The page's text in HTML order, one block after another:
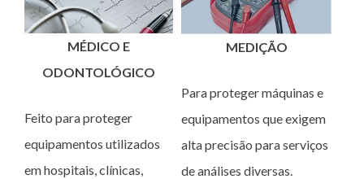
MÉDICO E
ODONTOLÓGICO
Feito para proteger
equipamentos utilizados
em hospitais, clínicas,
MEDIÇÃO
Para proteger máquinas e
equipamentos que exigem
alta precisão para serviços
de análises diversas.